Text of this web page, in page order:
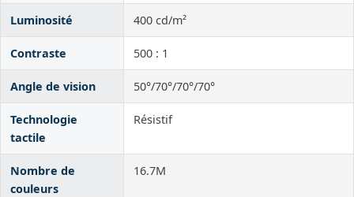
Luminosité 400 cd/m²
Contraste 500 : 1
Angle de vision 50°/70°/70°/70°
Technologie
tactile
Résistif
Nombre de
couleurs
16.7M